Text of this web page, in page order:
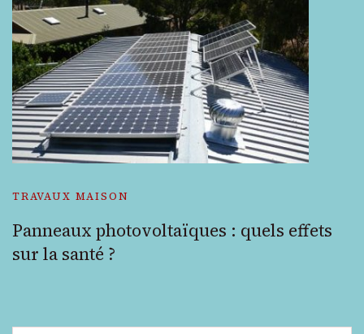
TRAVAUX MAISON
Panneaux photovoltaïques : quels effets
sur la santé ?